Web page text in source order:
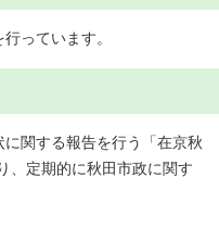
っています。
関する報告を行う「在京秋
、定期的に秋田市政に関す